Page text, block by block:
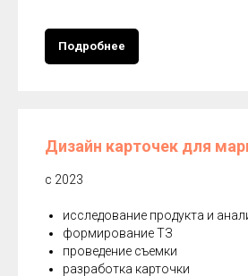
Подробнее
Дизайн карточек для
с 2023
исследование продукта и
формирование ТЗ
проведение съемки
разработка карточки